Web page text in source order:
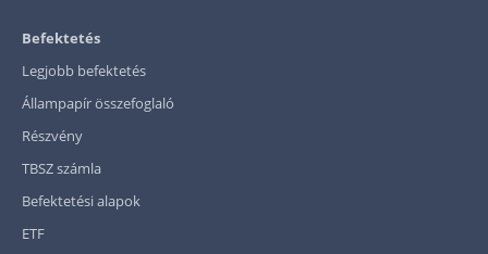
Befektetés
Legjobb befektetés
Állampapír összefoglaló
Részvény
TBSZ számla
Befektetési alapok
ETF